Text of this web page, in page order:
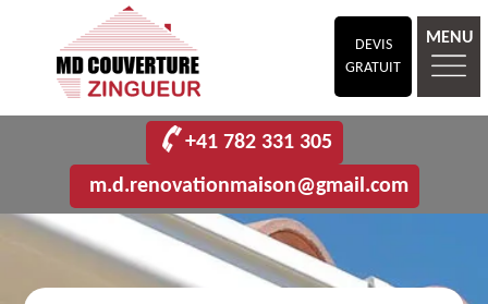
DEVIS
GRATUIT
MENU
+41 782 331 305
m.d.renovationmaison@gmail.com